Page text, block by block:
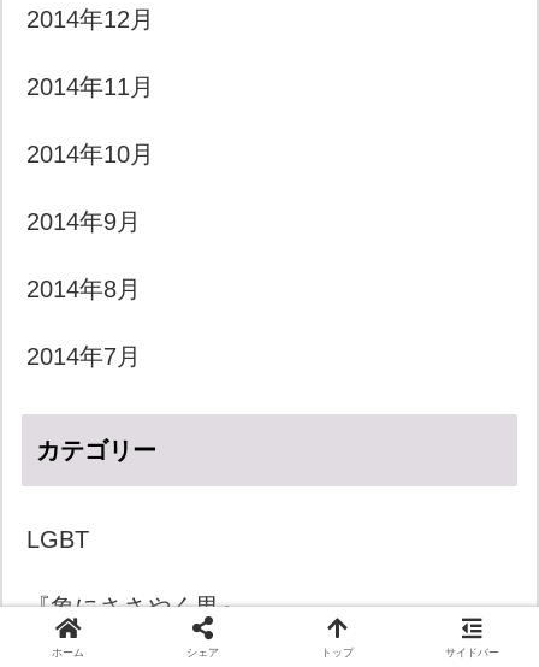
2014年12月
2014年11月
2014年10月
2014年9月
2014年8月
2014年7月
カテゴリー
LGBT
『象にささやく男』
ホーム シェア トップ サイドバー